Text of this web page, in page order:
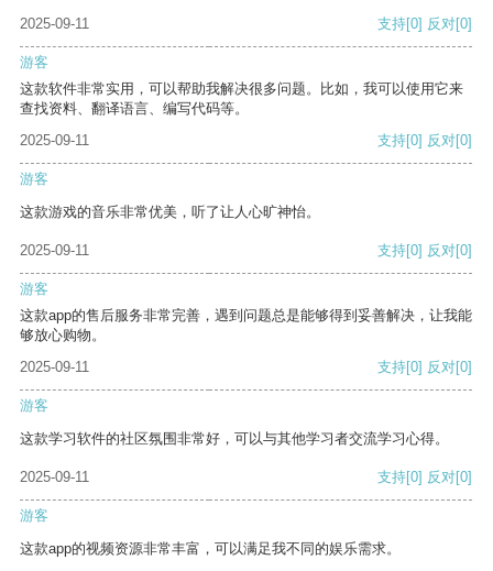
2025-09-11 支持[0] 反对[0]
游客
这款软件非常实用，可以帮助我解决很多问题。比如，我可以使用它来
查找资料、翻译语言、编写代码等。
2025-09-11
支持[0] 反对[0]
游客
这款游戏的音乐非常优美，听了让人心旷神怡。
2025-09-11 支持[0] 反对[0]
游客
这款app的售后服务非常完善，遇到问题总是能够得到妥善解决，让我能
够放心购物。
2025-09-11
支持[0] 反对[0]
游客
这款学习软件的社区氛围非常好，可以与其他学习者交流学习心得。
2025-09-11 支持[0] 反对[0]
游客
这款app的视频资源非常丰富，可以满足我不同的娱乐需求。